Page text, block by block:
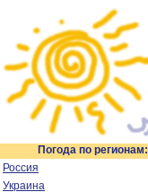
Погода по регионам:
Россия
Украина